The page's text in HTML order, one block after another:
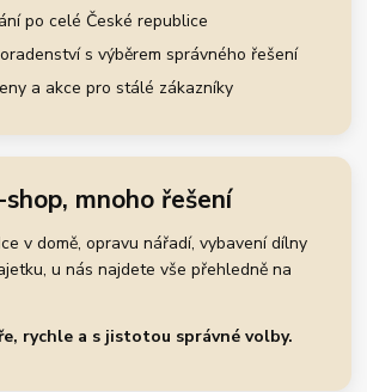
po celé České republice
s výběrem správného řešení
a akce pro stálé zákazníky
shop, mnoho řešení
v domě, opravu nářadí, vybavení dílny
u nás najdete vše přehledně na
rychle a s jistotou správné volby.